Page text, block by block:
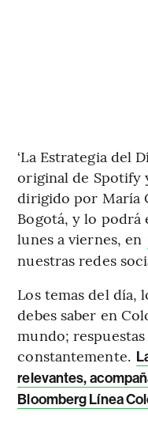
‘La Estrategia del
original de Spotify
dirigido por María
Bogotá, y lo podrá
lunes a viernes, en
nuestras redes
Los temas del día,
debes saber en
mundo;
constantemente.
relevantes,
Bloomberg Línea